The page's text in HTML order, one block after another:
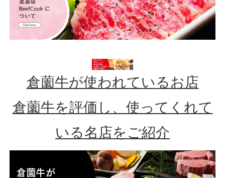
倉薗牛が使われているお店
倉薗牛を評価し、使ってくれて
いる名店をご紹介